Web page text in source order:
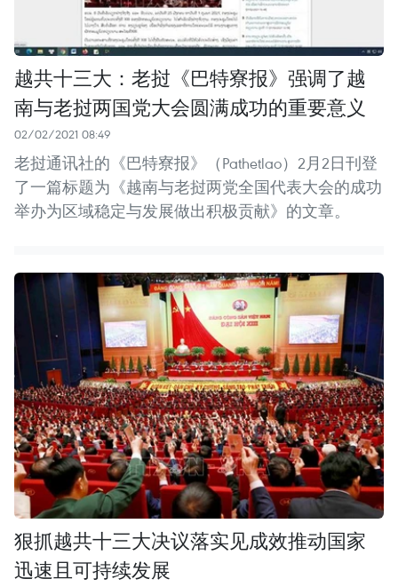
越共十三大：老挝《巴特寮报》强调了越
南与老挝两国党大会圆满成功的重要意义
02/02/2021 08:49
老挝通讯社的《巴特寮报》（Pathetlao）2月2日刊登
了一篇标题为《越南与老挝两党全国代表大会的成功
举办为区域稳定与发展做出积极贡献》的文章。
狠抓越共十三大决议落实见成效推动国家
迅速且可持续发展